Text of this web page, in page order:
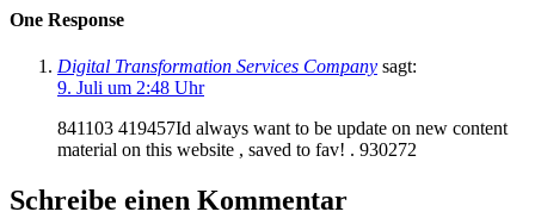
One Response
Digital Transformation Services Company sagt:
9. Juli um 2:48 Uhr
841103 419457Id always want to be update on new content
material on this website , saved to fav! . 930272
Schreibe einen Kommentar